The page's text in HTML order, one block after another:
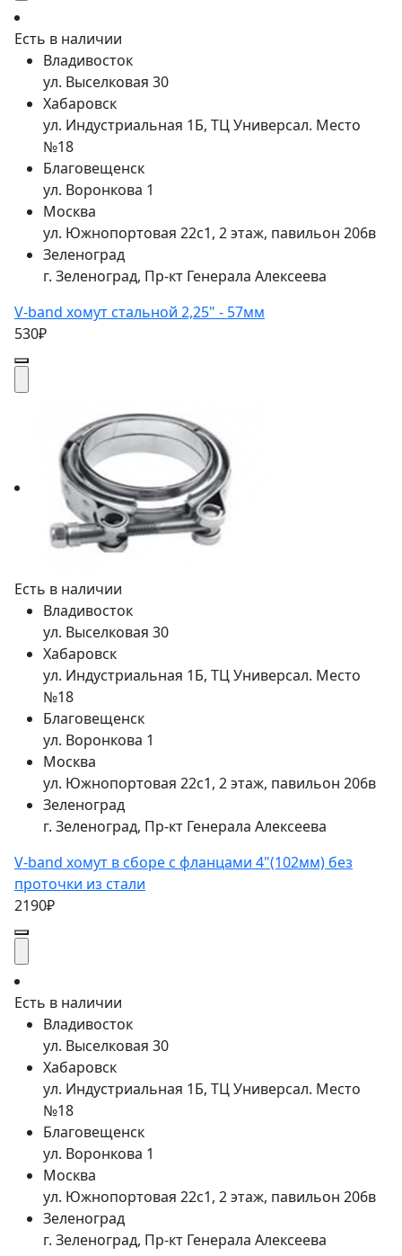
Есть в наличии
Владивосток
ул. Выселковая 30
Хабаровск
ул. Индустриальная 1Б, ТЦ Универсал. Место
№18
Благовещенск
ул. Воронкова 1
Москва
ул. Южнопортовая 22с1, 2 этаж, павильон 206в
Зеленоград
г. Зеленоград, Пр-кт Генерала Алексеева
V-band хомут стальной 2,25" - 57мм
530₽
Есть в наличии
Владивосток
ул. Выселковая 30
Хабаровск
ул. Индустриальная 1Б, ТЦ Универсал. Место
№18
Благовещенск
ул. Воронкова 1
Москва
ул. Южнопортовая 22с1, 2 этаж, павильон 206в
Зеленоград
г. Зеленоград, Пр-кт Генерала Алексеева
V-band хомут в сборе с фланцами 4"(102мм) без
проточки из стали
2190₽
Есть в наличии
Владивосток
ул. Выселковая 30
Хабаровск
ул. Индустриальная 1Б, ТЦ Универсал. Место
№18
Благовещенск
ул. Воронкова 1
Москва
ул. Южнопортовая 22с1, 2 этаж, павильон 206в
Зеленоград
г. Зеленоград, Пр-кт Генерала Алексеева